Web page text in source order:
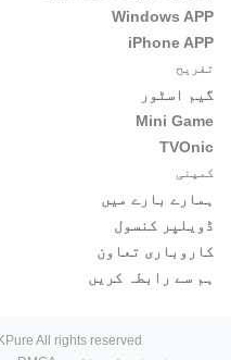
Windows APP
iPhone APP
تفریح
گیم اسٹور
Mini Game
TVOnic
کمپنی
ہمارے بارے میں
ڈویلپر کنسول
کاروباری تعاون
ہم سے رابطہ کریں
All rights reserved.